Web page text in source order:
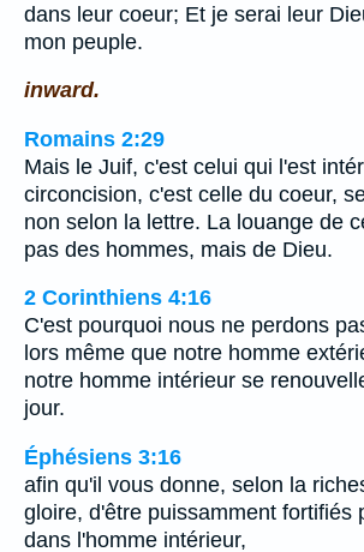
dans leur coeur; Et je serai leur
mon peuple.
inward.
Romains 2:29
Mais le Juif, c'est celui qui l'est
circoncision, c'est celle du coeur,
non selon la lettre. La louange de
pas des hommes, mais de Dieu.
2 Corinthiens 4:16
C'est pourquoi nous ne perdons
lors même que notre homme
notre homme intérieur se
jour.
Éphésiens 3:16
afin qu'il vous donne, selon la
gloire, d'être puissamment fortifiés
dans l'homme intérieur,